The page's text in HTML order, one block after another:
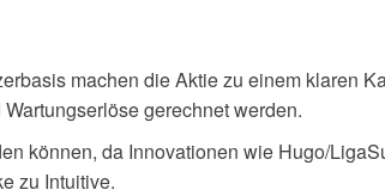
machen die Aktie zu einem klaren
gerechnet werden.
können, da Innovationen wie Hugo/
zu Intuitive.